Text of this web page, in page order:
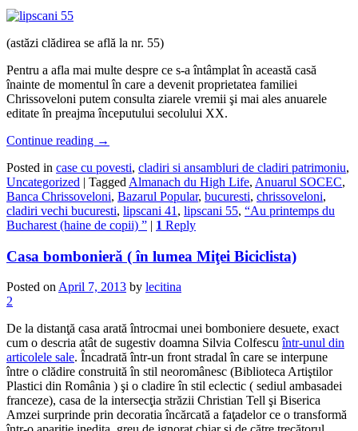
(astăzi clădirea se află la nr. 55)
Pentru a afla mai multe despre ce s-a întâmplat în această casă
înainte de momentul în care a devenit proprietatea familiei
Chrissoveloni putem consulta ziarele vremii şi mai ales anuarele
editate în preajma începutului secolului XX.
Continue reading →
Posted in case cu povesti, cladiri si ansambluri de cladiri patrimoniu,
Uncategorized | Tagged Almanach du High Life, Anuarul SOCEC,
Banca Chrissoveloni, Bazarul Popular, bucuresti, chrissoveloni,
cladiri vechi bucuresti, lipscani 41 , lipscani 55, “Au printemps du
Bucharest (haine de copii) ” | 1 Reply
Casa bombonieră ( în lumea Miţei Biciclista)
Posted on April 7, 2013 by lecitina
2
De la distanţă casa arată întrocmai unei bomboniere desuete, exact
cum o descria atât de sugestiv doamna Silvia Colfescuîntr-unul din
articolele sale. Încadrată într-un front stradal în care se interpune
între o clădire construită în stil neoromânesc (Biblioteca Artiştilor
Plastici din România ) şi o cladire în stil eclectic ( sediul ambasadei
franceze), casa de la intersecţia străzii Christian Tell şi Biserica
Amzei surprinde prin decoratia încărcată a faţadelor ce o transformă